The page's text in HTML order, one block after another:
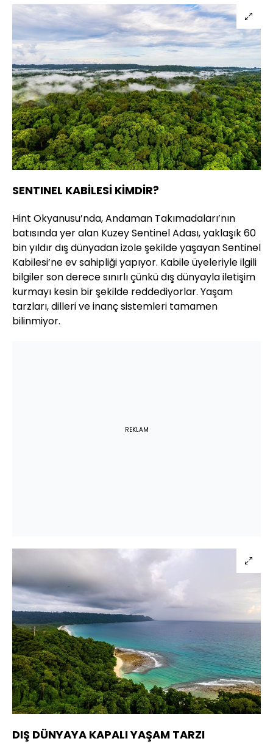
SENTINEL KABİLESİ KİMDİR?
Hint Okyanusu’nda, Andaman Takımadaları’nın
batısında yer alan Kuzey Sentinel Adası, yaklaşık 60
bin yıldır dış dünyadan izole şekilde yaşayan Sentinel
Kabilesi’ne ev sahipliği yapıyor. Kabile üyeleriyle ilgili
bilgiler son derece sınırlı çünkü dış dünyayla iletişim
kurmayı kesin bir şekilde reddediyorlar. Yaşam
tarzları, dilleri ve inanç sistemleri tamamen
bilinmiyor.
REKLAM
DIŞ DÜNYAYA KAPALI YAŞAM TARZI